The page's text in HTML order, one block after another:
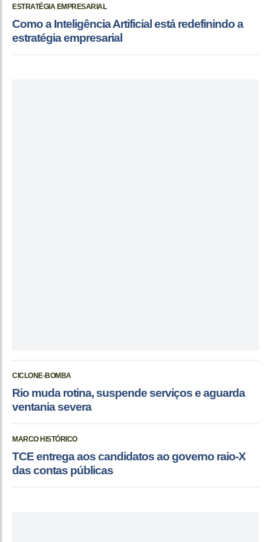
ESTRATÉGIA EMPRESARIAL
Como a Inteligência Artificial está redefinindo a
estratégia empresarial
CICLONE-BOMBA
Rio muda rotina, suspende serviços e aguarda
ventania severa
MARCO HISTÓRICO
TCE entrega aos candidatos ao governo raio-X
das contas públicas